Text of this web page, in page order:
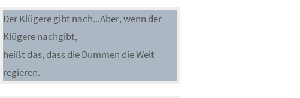
Der Klügere gibt nach...Aber, wenn der
Klügere nachgibt,
heißt das, dass die Dummen die Welt
regieren.